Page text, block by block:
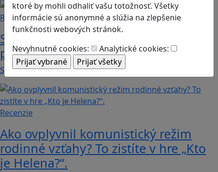
ktoré by mohli odhaliť vašu totožnosť. Všetky
informácie sú anonymné a slúžia na zlepšenie
funkčnosti webových stránok.
Nevyhnutné cookies:
Analytické cookies:
Recenzie
Supermarket Together: vyskúšajte si
prácu v obchode
Supermarket Together je simulačná hra, v ktorej…
Recenzie
Ako ovplyvnil komunistický režim
rodinné vzťahy? To zistíte v hre „Kto
je Helena?“.